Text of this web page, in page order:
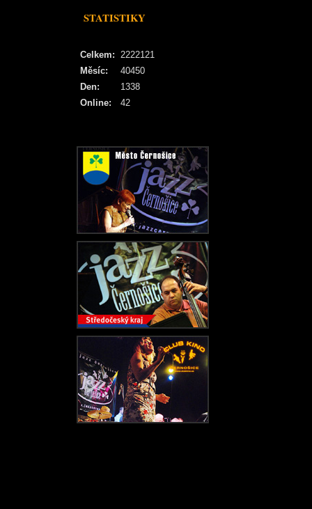
STATISTIKY
Online: 42
Celkem: 2222121
Měsíc:
40450
Den:
1338